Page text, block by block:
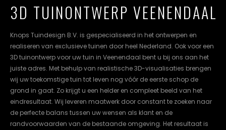
NL EN DE
3D TUINONTWERP VEENENDAAL
Knops Tuindesign B.V. is gespecialiseerd in het ontwerpen en
realiseren van exclusieve tuinen door heel Nederland. Ook voor een
3D tuinontwerp voor uw tuin in Veenendaal bent u bij ons aan het
juiste adres. Met behulp van realistische 3D-visualisaties brengen
wij uw toekomstige tuin tot leven nog vóór de eerste schop de
grond in gaat. Zo krijgt u een helder en compleet beeld van het
eindresultaat. Wij leveren maatwerk door constant te zoeken naar
de perfecte balans tussen uw wensen als klant en de
randvoorwaarden van de bestaande omgeving. Het resultaat is
cookievoorkeuren
instellen.
COOKIE-
INSTELLINGEN
ALLES
AFWIJZEN
ALLE
COOKIES
ACCEPTEREN